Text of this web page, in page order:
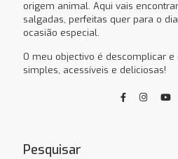
origem animal. Aqui vais
salgadas, perfeitas quer para o
ocasião especial.
O meu objectivo é descomplicar e
simples, acessíveis e deliciosas!
Pesquisar